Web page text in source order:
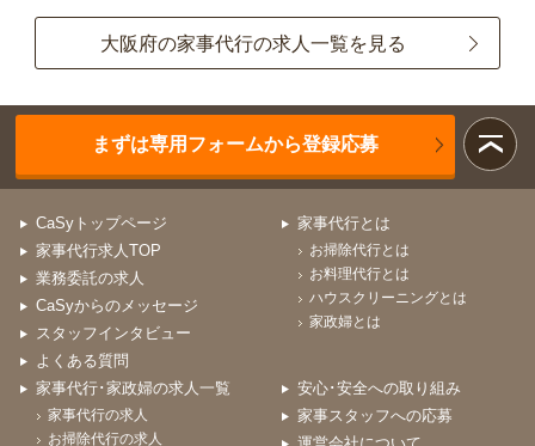
大阪府の家事代行の求人一覧を見る
まずは専用フォームから登録応募
CaSyトップページ
家事代行求人TOP
業務委託の求人
CaSyからのメッセージ
スタッフインタビュー
よくある質問
家事代行とは
お掃除代行とは
お料理代行とは
ハウスクリーニングとは
家政婦とは
家事代行･家政婦の求人一覧
家事代行の求人
お掃除代行の求人
安心･安全への取り組み
家事スタッフへの応募